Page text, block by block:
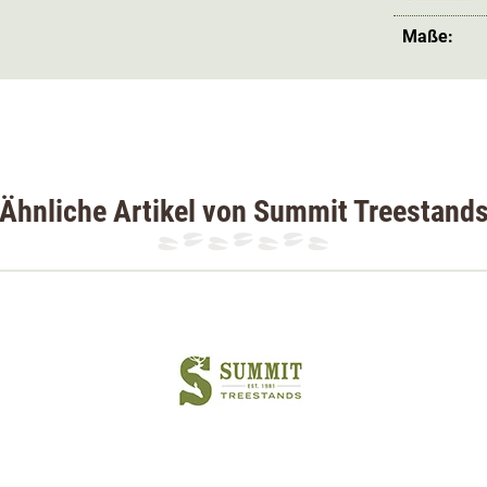
Kanzel oder Ansitzleiter aufstellen kann
Beliebtheit auf der Drückjagd. Auch
Maße:
Ähnliche Artikel von Summit Treestands